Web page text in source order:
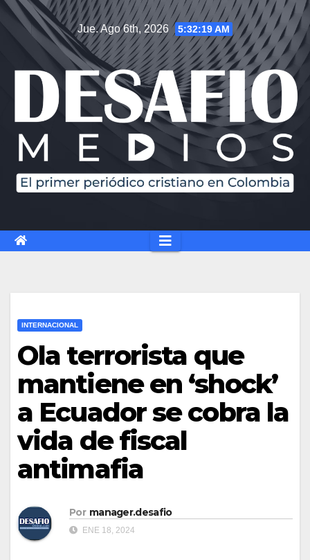
Jue. Ago 6th, 2026 5:32:20 AM
INTERNACIONAL
Ola terrorista que
mantiene en ‘shock’
a Ecuador se cobra la
vida de fiscal
antimafia
Por manager.desafio
ENE 18, 2024